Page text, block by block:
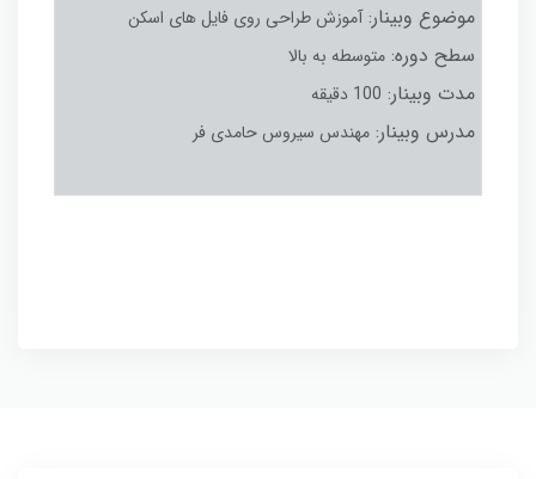
موضوع وبینار:آموزش طراحی روی فایل های اسکن
سطح دوره: متوسطه به بالا
مدت وبینار: 100 دقیقه
مدرس وبینار: مهندس سیروس حامدی فر